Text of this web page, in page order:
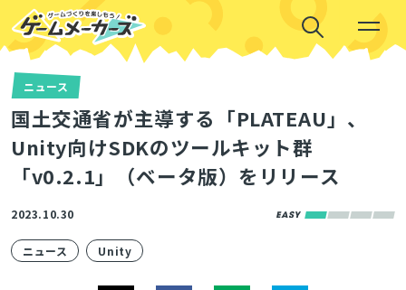
ニュース
国土交通省が主導する「PLATEAU」、
Unity向けSDKのツールキット群
「v0.2.1」（ベータ版）をリリース
2023.10.30
ニュース Unity